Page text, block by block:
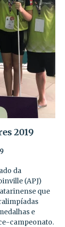
2019
da
(APJ)
que
e
campeonato.